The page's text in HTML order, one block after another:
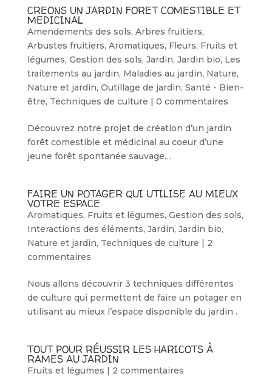
CREONS UN JARDIN FORET COMESTIBLE ET
MEDICINAL
Amendements des sols, Arbres fruitiers,
Arbustes fruitiers, Aromatiques, Fleurs, Fruits et
légumes, Gestion des sols, Jardin, Jardin bio, Les
traitements au jardin, Maladies au jardin, Nature,
Nature et jardin, Outillage de jardin, Santé - Bien-
être, Techniques de culture | 0 commentaires
Découvrez notre projet de création d’un jardin
forêt comestible et médicinal au coeur d’une
jeune forêt spontanée sauvage…
FAIRE UN POTAGER QUI UTILISE AU MIEUX
VOTRE ESPACE
Aromatiques, Fruits et légumes, Gestion des sols,
Interactions des éléments, Jardin, Jardin bio,
Nature et jardin, Techniques de culture | 2
commentaires
Nous allons découvrir 3 techniques différentes
de culture qui permettent de faire un potager en
utilisant au mieux l’espace disponible du jardin .
TOUT POUR RÉUSSIR LES HARICOTS À
RAMES AU JARDIN
Fruits et légumes | 2 commentaires